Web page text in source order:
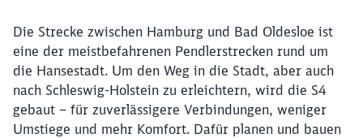
Die Strecke zwischen Hamburg und Bad Oldesloe ist
eine der meistbefahrenen Pendlerstrecken rund um
die Hansestadt. Um den Weg in die Stadt, aber auch
nach Schleswig-Holstein zu erleichtern, wird die S4
gebaut – für zuverlässigere Verbindungen, weniger
Umstiege und mehr Komfort. Dafür planen und bauen